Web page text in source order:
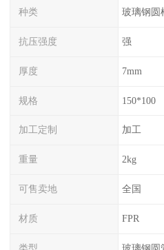
种类 玻璃钢圆
抗压强度 强
厚度 7mm
规格 150*100
加工定制 加工
重量 2kg
可售卖地 全国
材质 FPR
类型 玻璃钢圆